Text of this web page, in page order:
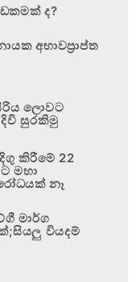
ද?
අභාවප්‍රාප්ත
ලොවට
සුරකිමු
කිරීමේ 22
මහා
නෑ
මාර්ග
වියදම්